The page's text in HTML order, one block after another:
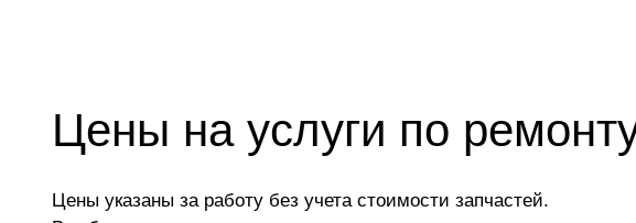
Цены на услуги по
Цены указаны за работу без учета стоимости запчастей.